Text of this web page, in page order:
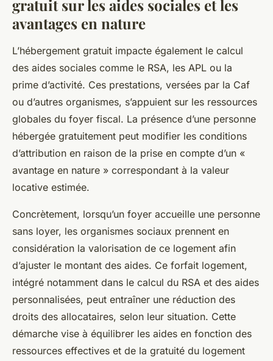
gratuit sur les aides sociales et les
avantages en nature
L’hébergement gratuit impacte également le calcul
des aides sociales comme le RSA, les APL ou la
prime d’activité. Ces prestations, versées par la Caf
ou d’autres organismes, s’appuient sur les ressources
globales du foyer fiscal. La présence d’une personne
hébergée gratuitement peut modifier les conditions
d’attribution en raison de la prise en compte d’un «
avantage en nature » correspondant à la valeur
locative estimée.
Concrètement, lorsqu’un foyer accueille une personne
sans loyer, les organismes sociaux prennent en
considération la valorisation de ce logement afin
d’ajuster le montant des aides. Ce forfait logement,
intégré notamment dans le calcul du RSA et des aides
personnalisées, peut entraîner une réduction des
droits des allocataires, selon leur situation. Cette
démarche vise à équilibrer les aides en fonction des
ressources effectives et de la gratuité du logement